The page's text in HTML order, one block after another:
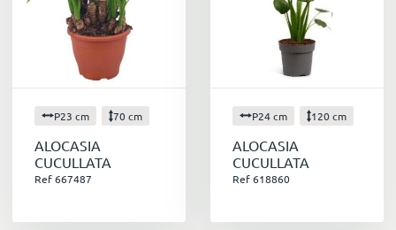
P23 cm 70 cm
ALOCASIA
CUCULLATA
Ref 667487
P24 cm 120 cm
ALOCASIA
CUCULLATA
Ref 618860